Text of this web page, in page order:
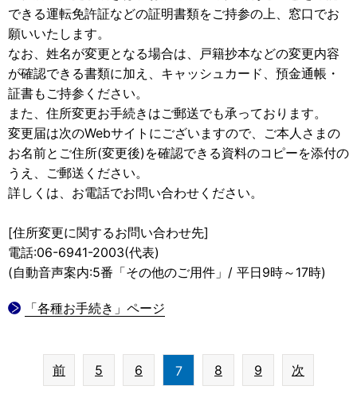
できる運転免許証などの証明書類をご持参の上、窓口でお
願いいたします。
なお、姓名が変更となる場合は、戸籍抄本などの変更内容
が確認できる書類に加え、キャッシュカード、預金通帳・
証書もご持参ください。
また、住所変更お手続きはご郵送でも承っております。
変更届は次のWebサイトにございますので、ご本人さまの
お名前とご住所(変更後)を確認できる資料のコピーを添付の
うえ、ご郵送ください。
詳しくは、お電話でお問い合わせください。
[住所変更に関するお問い合わせ先]
電話:06-6941-2003(代表)
(自動音声案内:5番「その他のご用件」/ 平日9時～17時)
「各種お手続き」ページ
前 5 6 7 8 9 次